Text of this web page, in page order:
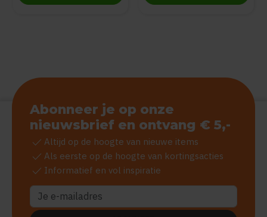
Abonneer je op onze
nieuwsbrief en ontvang € 5,-
check Altijd op de hoogte van nieuwe items
check Als eerste op de hoogte van kortingsacties
check Informatief en vol inspiratie